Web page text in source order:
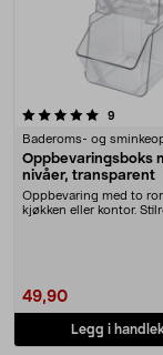
9
Baderoms- og
Oppbevaringsboks
nivåer, transparent
Oppbevaring med to
kjøkken eller kontor.
49,90
Legg i
4.0 av 5 stjerner